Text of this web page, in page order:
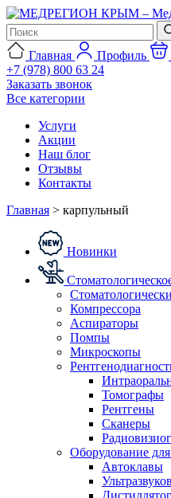
Главная Профиль
+7 (978) 800 63 24
Заказать звонок
Все категории
Услуги
Акции
Наш блог
Отзывы
Контакты
Главная > карпульный
Новинки
Компрессора
Аспираторы
Помпы
Микроскопы
Томографы
Рентгены
Сканеры
Оборудование
Автоклавы